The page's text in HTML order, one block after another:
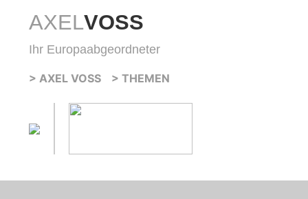
AXELVOSS
Ihr Europaabgeordneter
> AXEL VOSS > THEMEN